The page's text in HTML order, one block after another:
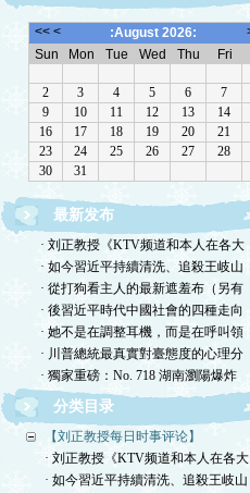
最新发布
· 刘正教授《KTV频道和本人在各大
· 如今習近平持續清洗、追殺王岐山
· 從打狗看主人的最新遮羞布（另有
· 後習近平時代中國社會的四種走向
· 她不是在調整耳機，而是在呼叫領
· 川普總統最真實對臺態度的心理分
· 獨家重磅：No. 718 湖南瀏陽爆炸
分类目录
【刘正教授每日时事评论】
· 刘正教授《KTV频道和本人在各大
· 如今習近平持續清洗、追殺王岐山